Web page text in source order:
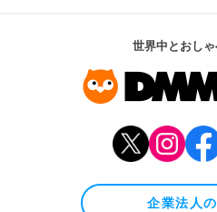
世界中とおし
企業法人